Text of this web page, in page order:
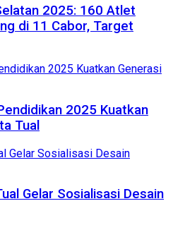
2025: 160 Atlet
di 11 Cabor, Target
2025 Kuatkan
Tual
Gelar Sosialisasi Desain